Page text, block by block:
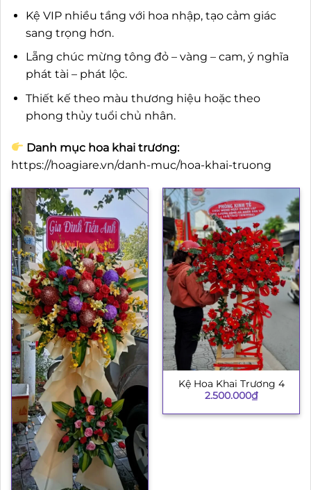
Kệ VIP nhiều tầng với hoa nhập, tạo cảm giác
sang trọng hơn.
Lẵng chúc mừng tông đỏ – vàng – cam, ý nghĩa
phát tài – phát lộc.
Thiết kế theo màu thương hiệu hoặc theo
phong thủy tuổi chủ nhân.
Danh mục hoa khai trương:
https://hoagiare.vn/danh-muc/hoa-khai-truong
Kệ Hoa Khai Trương 4
2.500.000₫